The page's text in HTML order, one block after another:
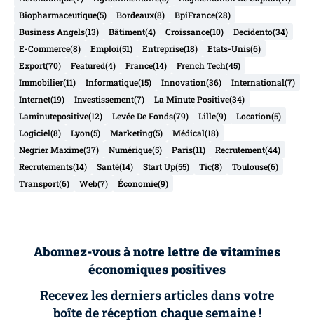
Biopharmaceutique(5) Bordeaux(8) BpiFrance(28)
Business Angels(13) Bâtiment(4) Croissance(10) Decidento(34)
E-Commerce(8) Emploi(51) Entreprise(18) Etats-Unis(6)
Export(70) Featured(4) France(14) French Tech(45)
Immobilier(11) Informatique(15) Innovation(36) International(7)
Internet(19) Investissement(7) La Minute Positive(34)
Laminutepositive(12) Levée De Fonds(79) Lille(9) Location(5)
Logiciel(8) Lyon(5) Marketing(5) Médical(18)
Negrier Maxime(37) Numérique(5) Paris(11) Recrutement(44)
Recrutements(14) Santé(14) Start Up(55) Tic(8) Toulouse(6)
Transport(6) Web(7) Économie(9)
Abonnez-vous à notre lettre de vitamines
économiques positives
Recevez les derniers articles dans votre
boîte de réception chaque semaine !